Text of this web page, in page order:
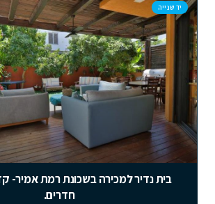
יד שנייה
חדרים.